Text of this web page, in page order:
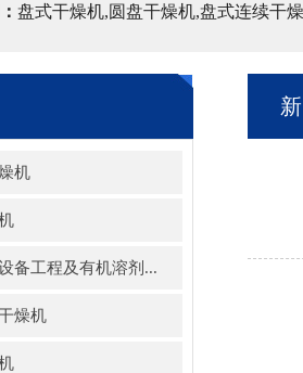
盘式干燥机,圆盘干燥机,盘式连续干
机
备工程及有机溶剂...
燥机